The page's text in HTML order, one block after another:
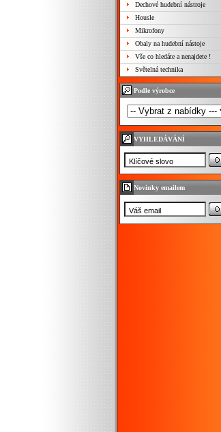
Dechové hudební nástroje
Housle
Mikrofony
Obaly na hudební nástoje
Vše co hledáte a nenajdete !
Světelná technika
Podle výrobce
VYHLEDÁVÁNÍ
Novinky emailem